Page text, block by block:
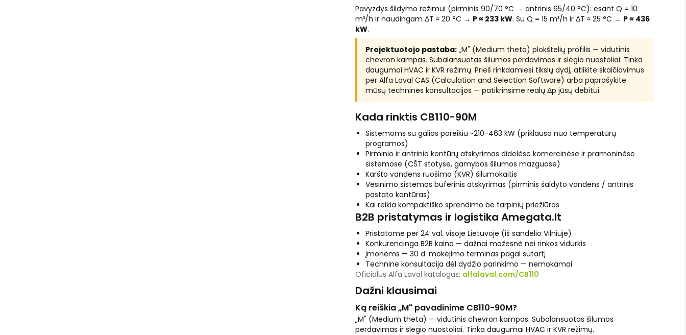
Pavyzdys šildymo režimui (pirminis 90/70 °C → antrinis 65/40 °C): esant Q = 10
m³/h ir naudingam ΔT ≈ 20 °C → P ≈ 233 kW. Su Q = 15 m³/h ir ΔT ≈ 25 °C → P ≈ 436
kW.
Projektuotojo pastaba: „M" (Medium theta) plokštelių profilis — vidutinis
chevron kampas. Subalansuotas šilumos perdavimas ir slėgio nuostoliai. Tinka
daugumai HVAC ir KVR režimų. Prieš rinkdamiesi tikslų dydį, atlikite skaičiavimus
per Alfa Laval CAS (Calculation and Selection Software) arba paprašykite
mūsų techninės konsultacijos — patikrinsime realų Δp jūsų debitui.
Kada rinktis CB110-90M
Sistemoms su galios poreikiu ~210-463 kW (priklauso nuo temperatūrų
programos)
Pirminio ir antrinio kontūrų atskyrimas didelėse komercinėse ir pramoninėse
sistemose (CŠT stotyse, gamybos šilumos mazguose)
Karšto vandens ruošimo (KVR) šilumokaitis
Vėsinimo sistemos buferinis atskyrimas (pirminis šaldyto vandens / antrinis
pastato kontūras)
Kai reikia kompaktiško sprendimo be tarpinių priežiūros
B2B pristatymas ir logistika Amegata.lt
Pristatome per 24 val. visoje Lietuvoje (iš sandėlio Vilniuje)
Konkurencinga B2B kaina — dažnai mažesnė nei rinkos vidurkis
Įmonėms — 30 d. mokėjimo terminas pagal sutartį
Techninė konsultacija dėl dydžio parinkimo — nemokamai
Oficialus Alfa Laval katalogas: alfalaval.com/CB110
Dažni klausimai
Ką reiškia „M" pavadinime CB110-90M?
„M" (Medium theta) — vidutinis chevron kampas. Subalansuotas šilumos
perdavimas ir slėgio nuostoliai. Tinka daugumai HVAC ir KVR režimų.